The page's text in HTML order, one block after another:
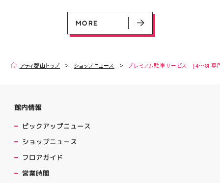
MORE
アティ郡山トップ ショップニュース プレミアム駐車サービス [4～8F専
館内情報
ピックアップニュース
ショップニュース
フロアガイド
営業時間